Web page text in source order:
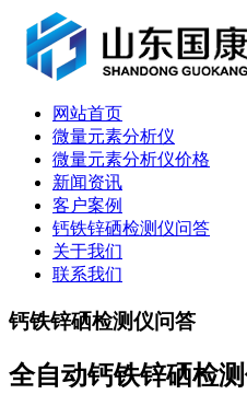
网站首页
微量元素分析仪
微量元素分析仪价格
新闻资讯
客户案例
钙铁锌硒检测仪问答
关于我们
联系我们
钙铁锌硒检测仪问答
全自动钙铁锌硒检